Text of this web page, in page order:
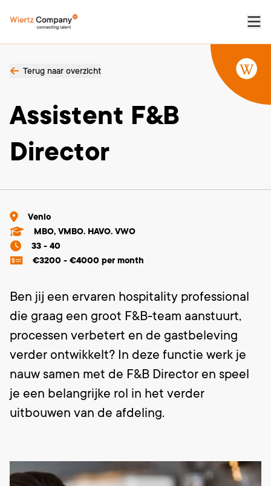
Terug naar overzicht
Assistent F&B
Director
Venlo
MBO, VMBO. HAVO. VWO
33 - 40
€3200 - €4000 per month
Ben jij een ervaren hospitality professional
die graag een groot F&B-team aanstuurt,
processen verbetert en de gastbeleving
verder ontwikkelt? In deze functie werk je
nauw samen met de F&B Director en speel
je een belangrijke rol in het verder
uitbouwen van de afdeling.